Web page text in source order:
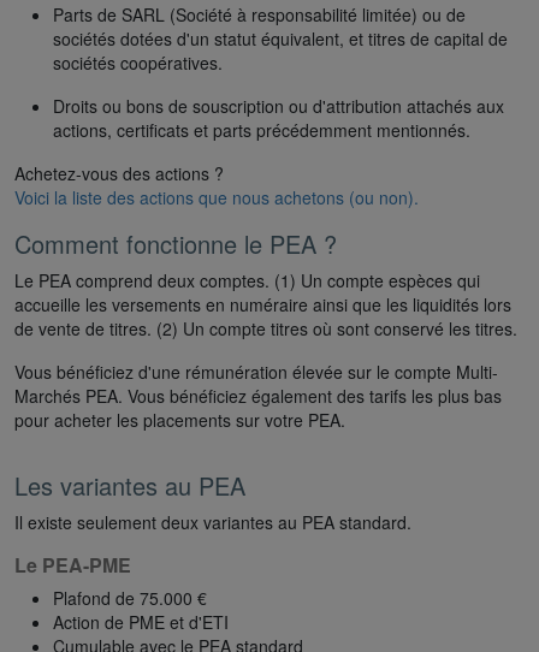
Parts de SARL (Société à responsabilité limitée) ou de
sociétés dotées d'un statut équivalent, et titres de capital de
sociétés coopératives.
Droits ou bons de souscription ou d'attribution attachés aux
actions, certificats et parts précédemment mentionnés.
Achetez-vous des actions ?
Voici la liste des actions que nous achetons (ou non).
Comment fonctionne le PEA ?
Le PEA comprend deux comptes. (1) Un compte espèces qui
accueille les versements en numéraire ainsi que les liquidités lors
de vente de titres. (2) Un compte titres où sont conservé les titres.
Vous bénéficiez d'une rémunération élevée sur le compte Multi-
Marchés PEA. Vous bénéficiez également des tarifs les plus bas
pour acheter les placements sur votre PEA.
Les variantes au PEA
Il existe seulement deux variantes au PEA standard.
Le PEA-PME
Plafond de 75.000 €
Action de PME et d'ETI
Cumulable avec le PEA standard